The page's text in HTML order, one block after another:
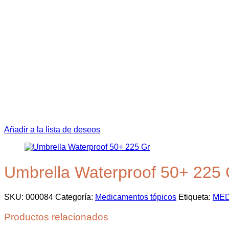
Añadir a la lista de deseos
Umbrella Waterproof 50+ 225
SKU: 000084 Categoría: Medicamentos tópicos Etiqueta:
Productos relacionados